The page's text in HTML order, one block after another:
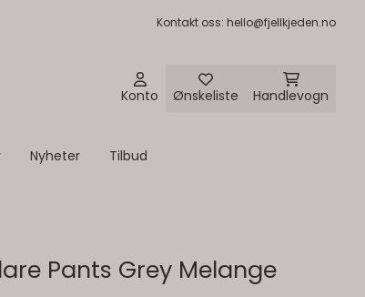
Kontakt oss: hello@fjellkjeden.no
Konto Ønskeliste Handlevogn
Nyheter Tilbud
Pants Grey Melange